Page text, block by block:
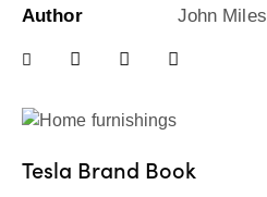
Author
John Miles
Tesla Brand Book